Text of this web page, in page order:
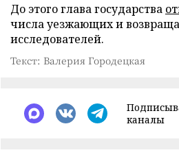
До этого глава государства
числа уезжающих и
исследователей.
Текст: Валерия Городецкая
каналы